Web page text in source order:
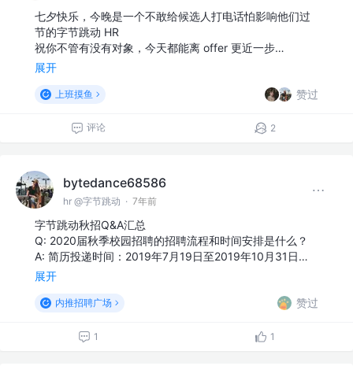
七夕快乐，今晚是一个不敢给候选人打电话怕影响他们过
节的字节跳动 HR
祝你不管有没有对象，今天都能离 offer 更近一步…
展开
上班摸鱼 赞过
评论 2
bytedance68586
hr @字节跳动 · 7年前
字节跳动秋招Q&A汇总
Q: 2020届秋季校园招聘的招聘流程和时间安排是什么？
A: 简历投递时间：2019年7月19日至2019年10月31日…
展开
内推招聘广场 赞过
1 1